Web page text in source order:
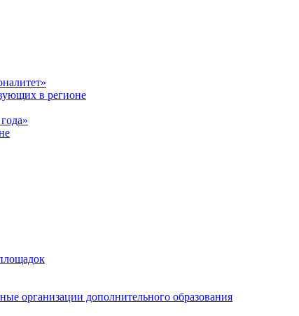
в регионе
организации дополнительного образования